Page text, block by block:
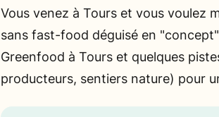
Vous venez à Tours et vous voulez
sans fast-food déguisé en
Greenfood à Tours et quelques
producteurs, sentiers nature) pour